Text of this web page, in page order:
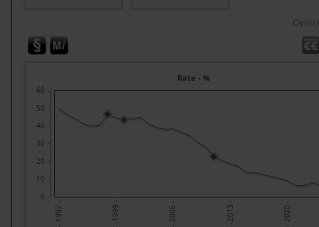
- 1992 - - 1999 - - 2006 - - 2013 - - 2020 -
Rate - %
0
10
20
30
40
50
60